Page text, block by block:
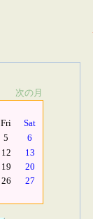
次の月
Fri
Sat
5
6
12
13
19
20
26
27